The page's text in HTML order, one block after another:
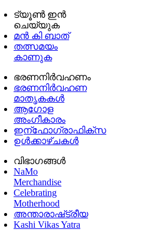
ട്യൂൺ ഇൻ
ചെയ്യുക
മൻ കി ബാത്
തത്സമയം
കാണുക
ഭരണനിര്‍വഹണം
ഭരണനിര്‍വഹണ
മാതൃകകൾ
ആഗോള
അംഗീകാരം
ഇന്ഫോഗ്രാഫിക്സ
ഉള്‍ക്കാഴ്‌ചകൾ
വിഭാഗങ്ങൾ
NaMo
Merchandise
Celebrating
Motherhood
അന്താരാഷ്‌ട്രീയ
Kashi Vikas Yatra